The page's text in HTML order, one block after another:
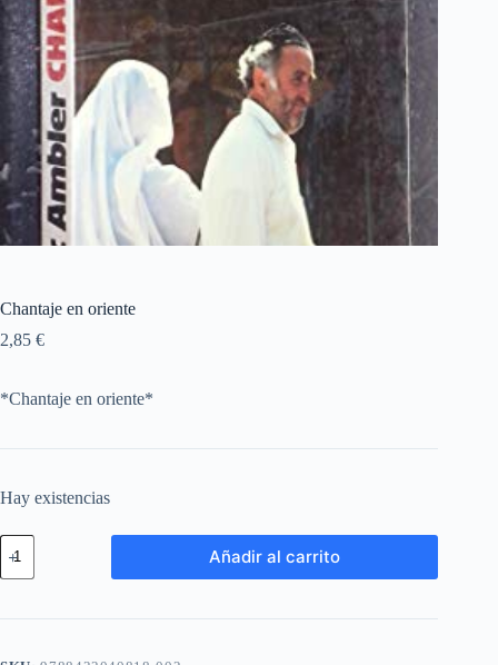
Chantaje en oriente
2,85 €
*Chantaje en oriente*
Hay existencias
Añadir al carrito